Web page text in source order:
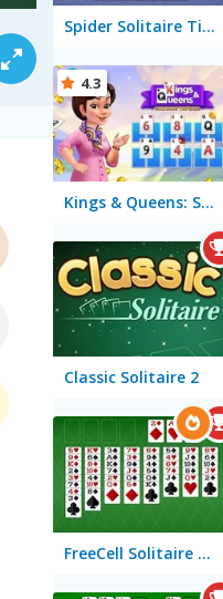
Spider Solitaire Time
Kings & Queens: Solitaire Tripeaks
4.3
Classic Solitaire 2
FreeCell Solitaire Classic